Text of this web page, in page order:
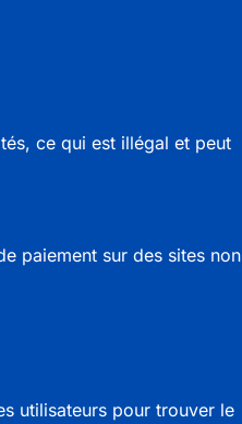
ce qui est illégal et peut
paiement sur des sites non
utilisateurs pour trouver le